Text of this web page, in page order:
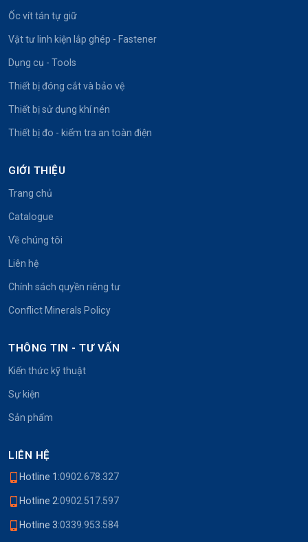
Ốc vít tán tự giữ
Vật tư linh kiện lắp ghép - Fastener
Dụng cụ - Tools
Thiết bị đóng cắt và bảo vệ
Thiết bị sử dụng khí nén
Thiết bị đo - kiểm tra an toàn điện
GIỚI THIỆU
Trang chủ
Catalogue
Về chúng tôi
Liên hệ
Chính sách quyền riêng tư
Conflict Minerals Policy
THÔNG TIN - TƯ VẤN
Kiến thức kỹ thuật
Sự kiện
Sản phẩm
LIÊN HỆ
Hotline 1:0902.678.327
Hotline 2:0902.517.597
Hotline 3:0339.953.584